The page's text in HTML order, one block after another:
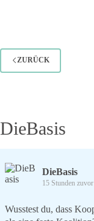
des
ein
ZURÜCK
DieBasis
DieBasis
15 Stunden zuvor
Wusstest du, dass